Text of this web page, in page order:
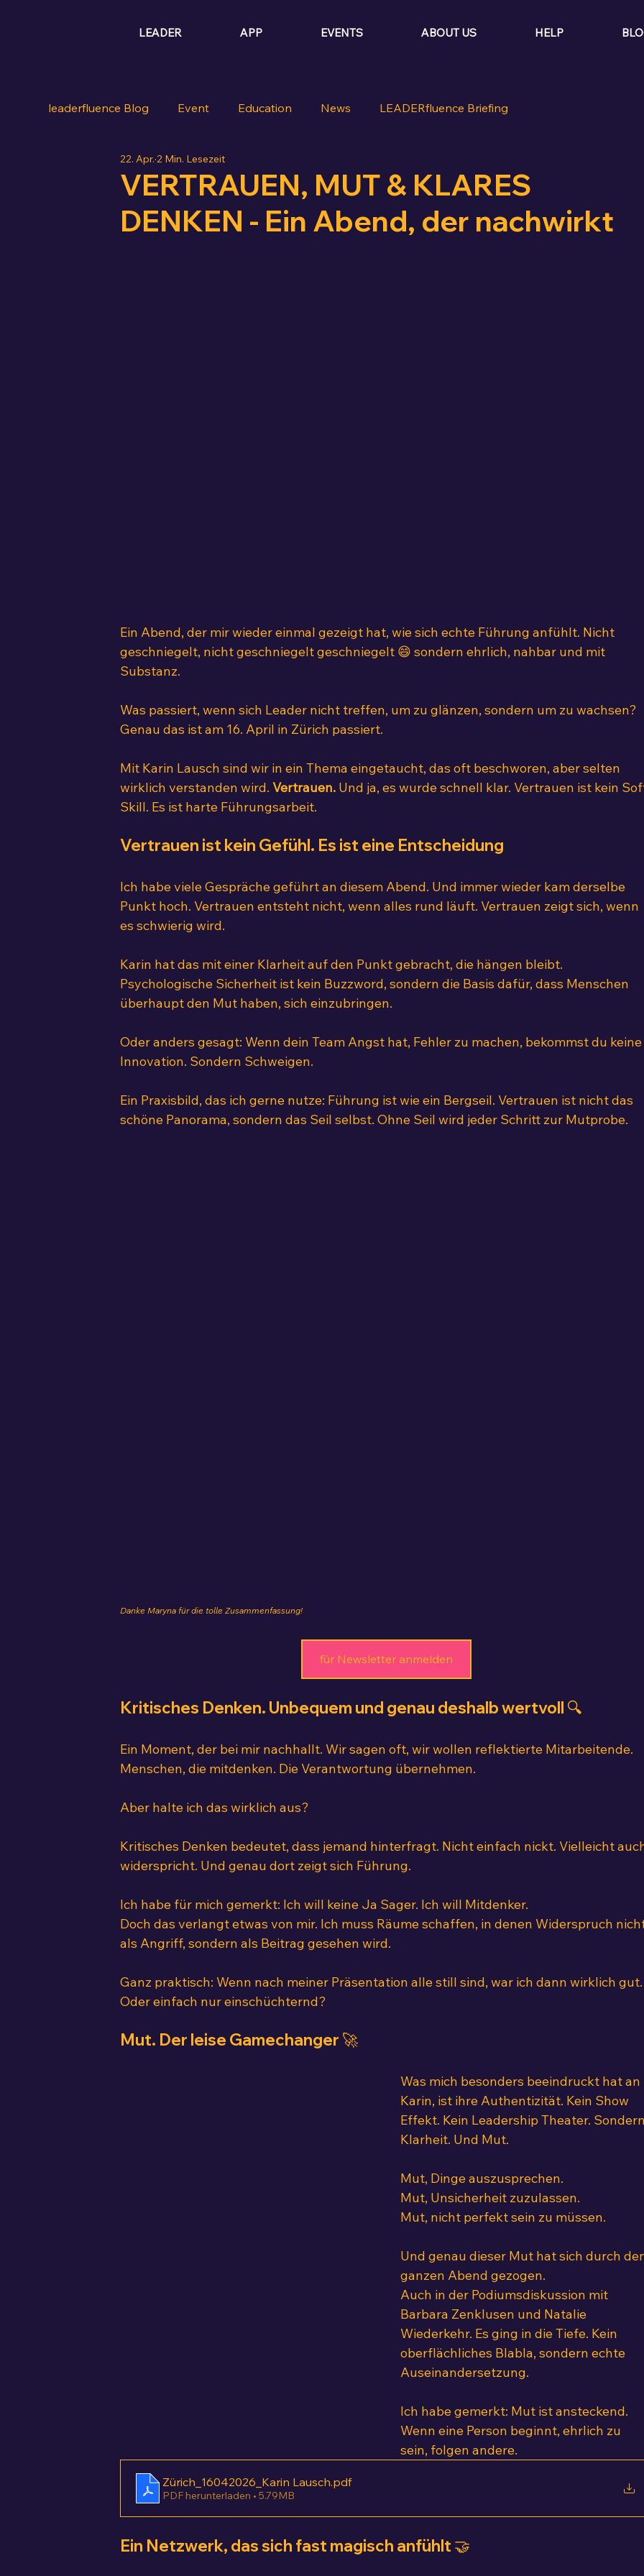
LEADER APP EVENTS ABOUT US HELP
leaderfluence Blog Event Education News LEADERfluence Briefing
VERTRAUEN, MUT & KLARES
DENKEN - Ein Abend, der nachwirkt
22. Apr. 2 Min. Lesezeit
Ein Abend, der mir wieder einmal gezeigt hat, wie sich echte Führung anfühlt. Nicht
geschniegelt, nicht geschniegelt geschniegelt 😄 sondern ehrlich, nahbar und mit
Substanz.
Was passiert, wenn sich Leader nicht treffen, um zu glänzen, sondern um zu wachsen?
Genau das ist am 16. April in Zürich passiert.
Mit Karin Lausch sind wir in ein Thema eingetaucht, das oft beschworen, aber selten
wirklich verstanden wird. Vertrauen. Und ja, es wurde schnell klar. Vertrauen ist kein
Skill. Es ist harte Führungsarbeit.
Vertrauen ist kein Gefühl. Es ist eine Entscheidung
Ich habe viele Gespräche geführt an diesem Abend. Und immer wieder kam derselbe
Punkt hoch. Vertrauen entsteht nicht, wenn alles rund läuft. Vertrauen zeigt sich, wenn
es schwierig wird.
Karin hat das mit einer Klarheit auf den Punkt gebracht, die hängen bleibt.
Psychologische Sicherheit ist kein Buzzword, sondern die Basis dafür, dass Menschen
überhaupt den Mut haben, sich einzubringen.
Oder anders gesagt: Wenn dein Team Angst hat, Fehler zu machen, bekommst du
Innovation. Sondern Schweigen.
Ein Praxisbild, das ich gerne nutze: Führung ist wie ein Bergseil. Vertrauen ist nicht das
schöne Panorama, sondern das Seil selbst. Ohne Seil wird jeder Schritt zur Mutprobe.
Danke Maryna für die tolle Zusammenfassung!
für Newsletter anmelden
Kritisches Denken. Unbequem und genau deshalb wertvoll 🔍
Ein Moment, der bei mir nachhallt. Wir sagen oft, wir wollen reflektierte Mitarbeitende.
Menschen, die mitdenken. Die Verantwortung übernehmen.
Aber halte ich das wirklich aus?
Kritisches Denken bedeutet, dass jemand hinterfragt. Nicht einfach nickt. Vielleicht
widerspricht. Und genau dort zeigt sich Führung.
Ich habe für mich gemerkt: Ich will keine Ja Sager. Ich will Mitdenker.
Doch das verlangt etwas von mir. Ich muss Räume schaffen, in denen Widerspruch
als Angriff, sondern als Beitrag gesehen wird.
Ganz praktisch: Wenn nach meiner Präsentation alle still sind, war ich dann wirklich
Oder einfach nur einschüchternd?
Mut. Der leise Gamechanger 🚀
Was mich besonders beeindruckt hat an
Karin, ist ihre Authentizität. Kein Show
Effekt. Kein Leadership Theater.
Klarheit. Und Mut.
Mut, Dinge auszusprechen.
Mut, Unsicherheit zuzulassen.
Mut, nicht perfekt sein zu müssen.
Und genau dieser Mut hat sich durch
ganzen Abend gezogen.
Auch in der Podiumsdiskussion mit
Barbara Zenklusen und Natalie
Wiederkehr. Es ging in die Tiefe. Kein
oberflächliches Blabla, sondern echte
Auseinandersetzung.
Ich habe gemerkt: Mut ist ansteckend.
Wenn eine Person beginnt, ehrlich zu
sein, folgen andere.
Zürich_16042026_Karin Lausch.pdf
PDF herunterladen • 5.79MB
Ein Netzwerk, das sich fast magisch anfühlt 🤝